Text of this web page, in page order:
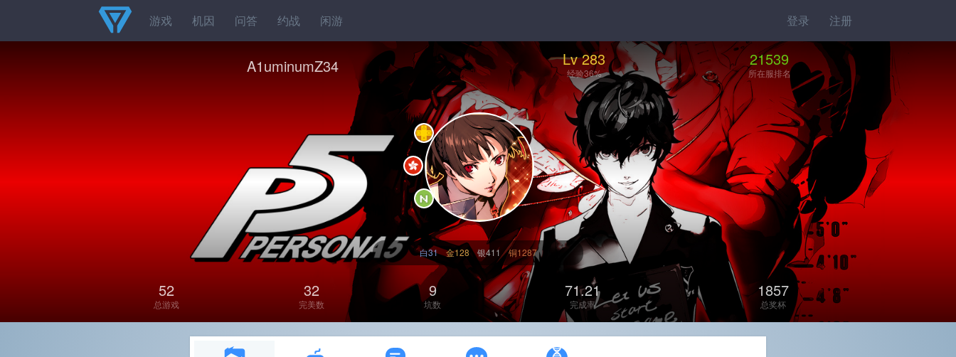
登录 注册
游戏 机因 问答 约战 闲游
A1uminumZ34 Lv 283
经验36%
21539
所在服排名
白31 金128 银411 铜1287
52
总游戏
32
完美数
9
坑数
71.21
完成率
1857
总奖杯